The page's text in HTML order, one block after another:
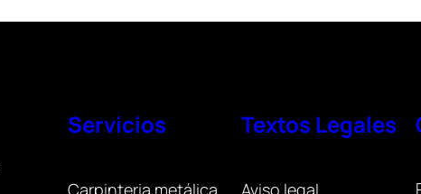
Servicios
Carpinteria metálica
Textos Legales
Aviso legal